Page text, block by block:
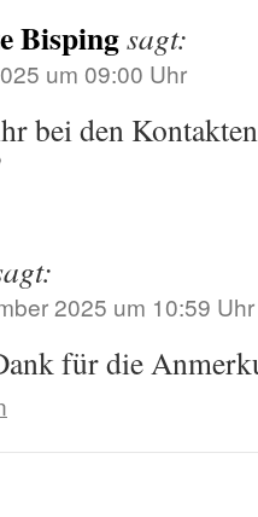
Bispingsagt:
um 09:00 Uhr
bei den
2025 um 10:59 Uhr
für die